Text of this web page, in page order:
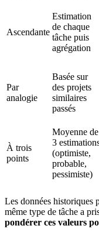
Ascendante
Estimation
de chaque
tâche puis
agrégation
Par
analogie
Basée sur
des projets
similaires
passés
À trois
points
Moyenne de
3
(optimiste,
probable,
pessimiste)
Les données historiques
même type de tâche a
pondérer ces valeurs